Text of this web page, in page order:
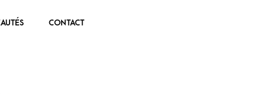
CONTACT